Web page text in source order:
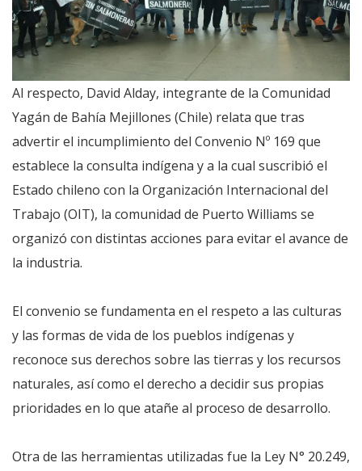
Al respecto, David Alday, integrante de la Comunidad
Yagán de Bahía Mejillones (Chile) relata que tras
advertir el incumplimiento del Convenio Nº 169 que
establece la consulta indígena y a la cual suscribió el
Estado chileno con la Organización Internacional del
Trabajo (OIT), la comunidad de Puerto Williams se
organizó con distintas acciones para evitar el avance de
la industria.
El convenio se fundamenta en el respeto a las culturas
y las formas de vida de los pueblos indígenas y
reconoce sus derechos sobre las tierras y los recursos
naturales, así como el derecho a decidir sus propias
prioridades en lo que atañe al proceso de desarrollo.
Otra de las herramientas utilizadas fue la Ley N° 20.249,